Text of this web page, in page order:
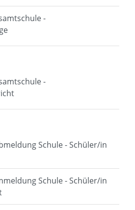
-
-
Schule - Schüler/in
Schule - Schüler/in